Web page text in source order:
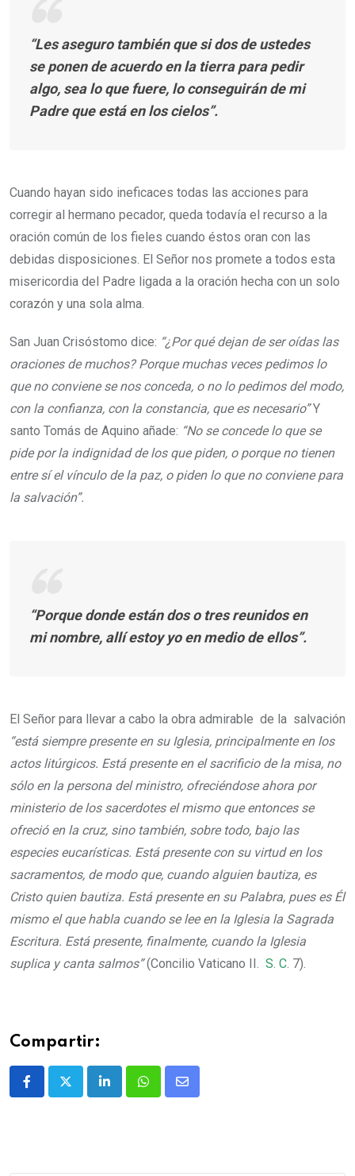
“Les aseguro también que si dos de ustedes
se ponen de acuerdo en la tierra para pedir
algo, sea lo que fuere, lo conseguirán de mi
Padre que está en los cielos”.
Cuando hayan sido ineficaces todas las acciones para
corregir al hermano pecador, queda todavía el recurso a la
oración común de los fieles cuando éstos oran con las
debidas disposiciones. El Señor nos promete a todos esta
misericordia del Padre ligada a la oración hecha con un solo
corazón y una sola alma.
San Juan Crisóstomo dice: “¿Por qué dejan de ser oídas las
oraciones de muchos? Porque muchas veces pedimos lo
que no conviene se nos conceda, o no lo pedimos del modo,
con la confianza, con la constancia, que es necesario”Y
santo Tomás de Aquino añade: “No se concede lo que se
pide por la indignidad de los que piden, o porque no tienen
entre sí el vínculo de la paz, o piden lo que no conviene para
la salvación”.
“Porque donde están dos o tres reunidos en
mi nombre, allí estoy yo en medio de ellos”.
El Señor para llevar a cabo la obra admirable de la salvación
“está siempre presente en su Iglesia, principalmente en los
actos litúrgicos. Está presente en el sacrificio de la misa, no
sólo en la persona del ministro, ofreciéndose ahora por
ministerio de los sacerdotes el mismo que entonces se
ofreció en la cruz, sino también, sobre todo, bajo las
especies eucarísticas. Está presente con su virtud en los
sacramentos, de modo que, cuando alguien bautiza, es
Cristo quien bautiza. Está presente en su Palabra, pues es Él
mismo el que habla cuando se lee en la Iglesia la Sagrada
Escritura. Está presente, finalmente, cuando la Iglesia
suplica y canta salmos”(Concilio Vaticano II. S. C. 7).
Compartir: